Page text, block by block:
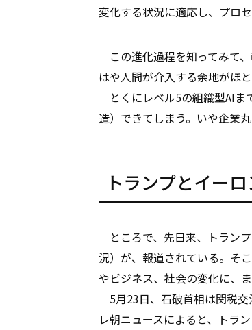
変化する状況に適応し、プロ
この進化過程を知ってみて
はや人間が介入する余地がほ
とくにレベル5の組織型AIま
造）できてしまう。いや企業丸
トランプとイー
ところで、先日来、トラン
況）が、報道されている。そ
やビジネス、社会の変化に、
5月23日、石破首相は関税
レ朝ニュースによると、トラ